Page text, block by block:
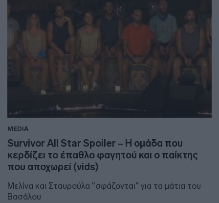
MEDIA
Survivor All Star Spoiler – Η ομάδα που
κερδίζει το έπαθλο φαγητού και ο παίκτης
που αποχωρεί (vids)
Μελίνα και Σταυρούλα "σφάζονται" για τα μάτια του
Βασάλου